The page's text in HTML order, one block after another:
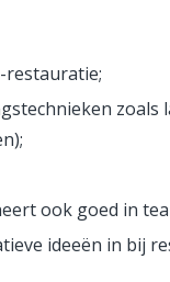
restauratie;
zoals
ook goed in
ideeën in bij